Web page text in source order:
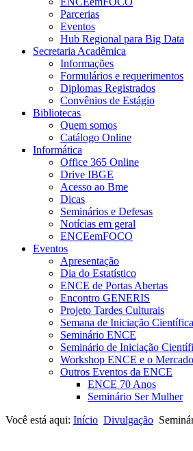
Parcerias
Eventos
Hub Regional para Big Data
Secretaria Acadêmica
Informações
Formulários e requerimentos
Diplomas Registrados
Convênios de Estágio
Bibliotecas
Quem somos
Catálogo Online
Informática
Office 365 Online
Drive IBGE
Acesso ao Bme
Dicas
Seminários e Defesas
Notícias em geral
ENCEemFOCO
Eventos
Apresentação
Dia do Estatístico
ENCE de Portas Abertas
Encontro GENERIS
Projeto Tardes Culturais
Semana de Iniciação Científica
Seminário ENCE
Seminário de Iniciação
Workshop ENCE e o
Outros Eventos da ENCE
ENCE 70 Anos
Seminário Ser Mulher
Você está aqui: Início Divulgação